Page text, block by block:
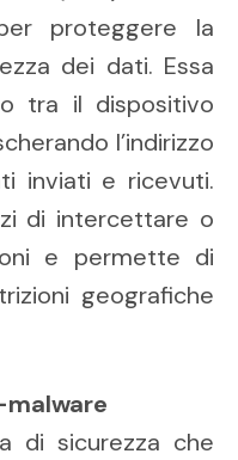
proteggere la
dei dati. Essa
tra il dispositivo
l’indirizzo
inviati e ricevuti.
di intercettare o
e permette di
geografiche
di sicurezza che